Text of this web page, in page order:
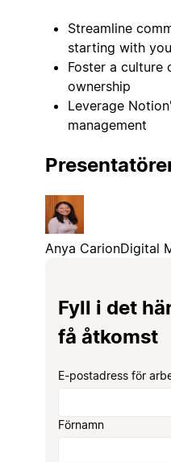
Streamline
starting with
Foster a culture
ownership
Leverage
management
Anya CarionDigital
Fyll i det
få åtkomst
E-postadress för
Förnamn